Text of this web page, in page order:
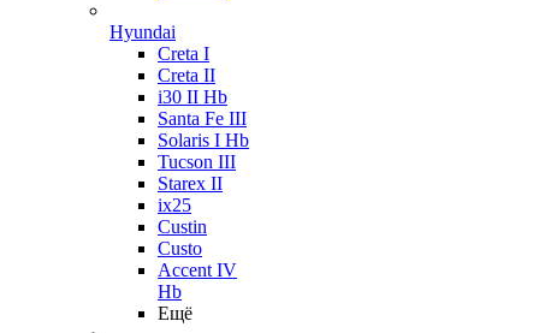
Hyundai
Creta I
Creta II
i30 II Hb
Santa Fe III
Solaris I Hb
Tucson III
Starex II
ix25
Custin
Custo
Accent IV
Hb
Ещё